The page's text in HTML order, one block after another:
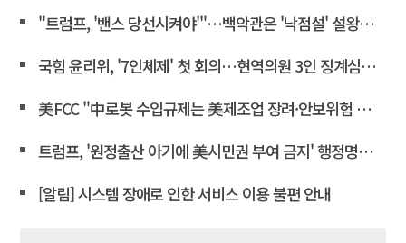
"트럼프, '밴스 당선시켜야'"…백악관은 '낙점설' 설왕설래
국힘 윤리위, '7인체제' 첫 회의…현역의원 3인 징계심의 계속
美FCC "中로봇 수입규제는 美제조업 장려·안보위험 대응 목적"
트럼프, '원정출산 아기에 美시민권 부여 금지' 행정명령 서명
[알림] 시스템 장애로 인한 서비스 이용 불편 안내